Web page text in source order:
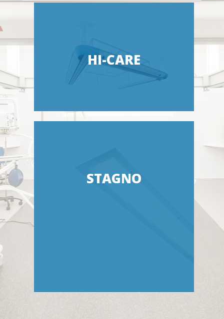
HI-CARE
STAGNO